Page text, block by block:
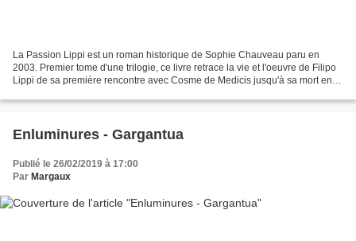
La Passion Lippi est un roman historique de Sophie Chauveau paru en
2003. Premier tome d'une trilogie, ce livre retrace la vie et l'oeuvre de Filipo
Lippi de sa première rencontre avec Cosme de Medicis jusqu'à sa mort en
Enluminures - Gargantua
Publié le 26/02/2019 à 17:00
Par Margaux